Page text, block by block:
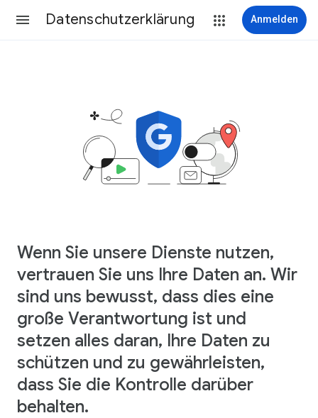
Datenschutzerklärung Anmelden
Wenn Sie unsere Dienste nutzen,
vertrauen Sie uns Ihre Daten an. Wir
sind uns bewusst, dass dies eine
große Verantwortung ist und
setzen alles daran, Ihre Daten zu
schützen und zu gewährleisten,
dass Sie die Kontrolle darüber
behalten.